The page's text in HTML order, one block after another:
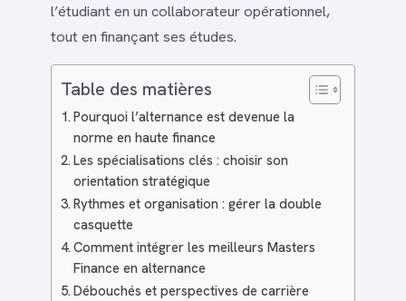
l’étudiant en un collaborateur opérationnel,
tout en finançant ses études.
Table des matières
Pourquoi l’alternance est devenue la
norme en haute finance
Les spécialisations clés : choisir son
orientation stratégique
Rythmes et organisation : gérer la double
casquette
Comment intégrer les meilleurs Masters
Finance en alternance
Débouchés et perspectives de carrière